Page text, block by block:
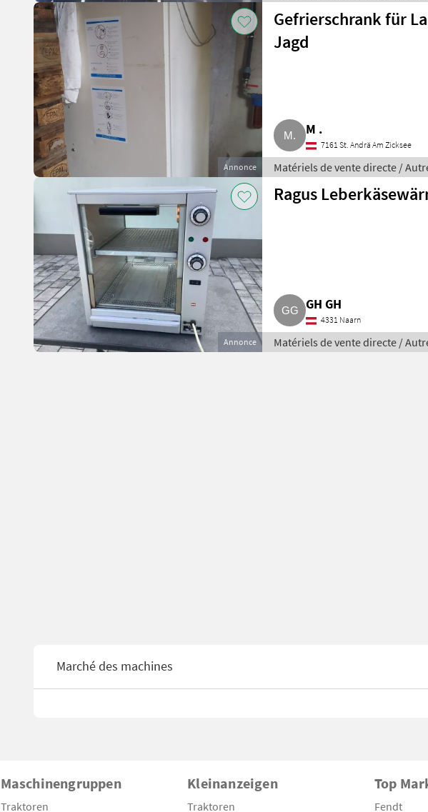
Annonce
Gefrierschrank für
Jagd
M .
7161 St. Andrä Am Zicksee
Matériels de vente directe /
Annonce
Ragus
GH GH
4331 Naarn
Matériels de vente directe /
Marché des machines
Maschinengruppen
Traktoren
Kleinanzeigen
Traktoren
Top
Fendt